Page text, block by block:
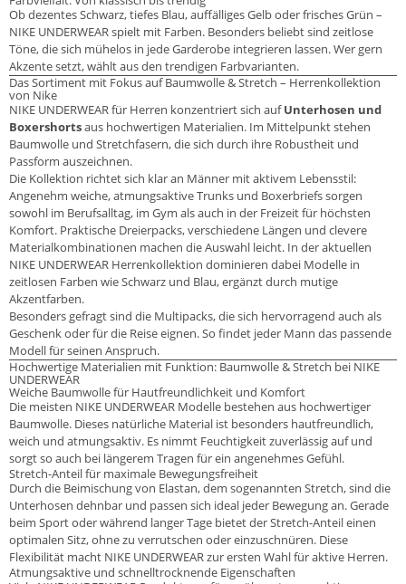
Ob dezentes Schwarz, tiefes Blau, auffälliges Gelb oder frisches Grün –
NIKE UNDERWEAR spielt mit Farben. Besonders beliebt sind zeitlose
Töne, die sich mühelos in jede Garderobe integrieren lassen. Wer gern
Akzente setzt, wählt aus den trendigen Farbvarianten.
Das Sortiment mit Fokus auf Baumwolle & Stretch – Herrenkollektion
von Nike
NIKE UNDERWEAR für Herren konzentriert sich aufUnterhosen und
Boxershortsaus hochwertigen Materialien. Im Mittelpunkt stehen
Baumwolle und Stretchfasern, die sich durch ihre Robustheit und
Passform auszeichnen.
Die Kollektion richtet sich klar an Männer mit aktivem Lebensstil:
Angenehm weiche, atmungsaktive Trunks und Boxerbriefs sorgen
sowohl im Berufsalltag, im Gym als auch in der Freizeit für höchsten
Komfort. Praktische Dreierpacks, verschiedene Längen und clevere
Materialkombinationen machen die Auswahl leicht. In der aktuellen
NIKE UNDERWEAR Herrenkollektion dominieren dabei Modelle in
zeitlosen Farben wie Schwarz und Blau, ergänzt durch mutige
Akzentfarben.
Besonders gefragt sind die Multipacks, die sich hervorragend auch als
Geschenk oder für die Reise eignen. So findet jeder Mann das passende
Modell für seinen Anspruch.
Hochwertige Materialien mit Funktion: Baumwolle & Stretch bei NIKE
UNDERWEAR
Weiche Baumwolle für Hautfreundlichkeit und Komfort
Die meisten NIKE UNDERWEAR Modelle bestehen aus hochwertiger
Baumwolle. Dieses natürliche Material ist besonders hautfreundlich,
weich und atmungsaktiv. Es nimmt Feuchtigkeit zuverlässig auf und
sorgt so auch bei längerem Tragen für ein angenehmes Gefühl.
Stretch-Anteil für maximale Bewegungsfreiheit
Durch die Beimischung von Elastan, dem sogenannten Stretch, sind die
Unterhosen dehnbar und passen sich ideal jeder Bewegung an. Gerade
beim Sport oder während langer Tage bietet der Stretch-Anteil einen
optimalen Sitz, ohne zu verrutschen oder einzuschnüren. Diese
Flexibilität macht NIKE UNDERWEAR zur ersten Wahl für aktive Herren.
Atmungsaktive und schnelltrocknende Eigenschaften